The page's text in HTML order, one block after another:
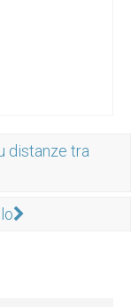
distanze tra